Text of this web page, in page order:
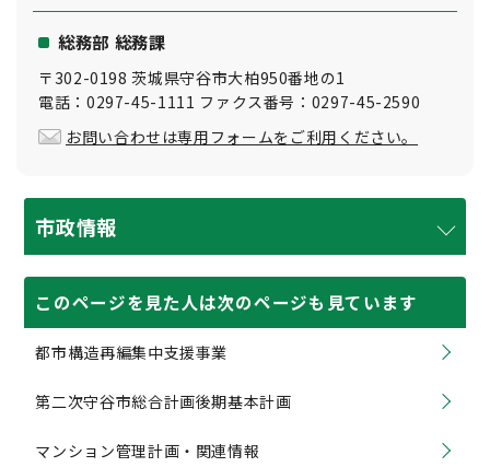
総務部 総務課
〒302-0198 茨城県守谷市大柏950番地の1
電話：0297-45-1111 ファクス番号：0297-45-2590
お問い合わせは専用フォームをご利用ください。
市政情報
このページを見た人は次のページも見ています
都市構造再編集中支援事業
第二次守谷市総合計画後期基本計画
マンション管理計画・関連情報